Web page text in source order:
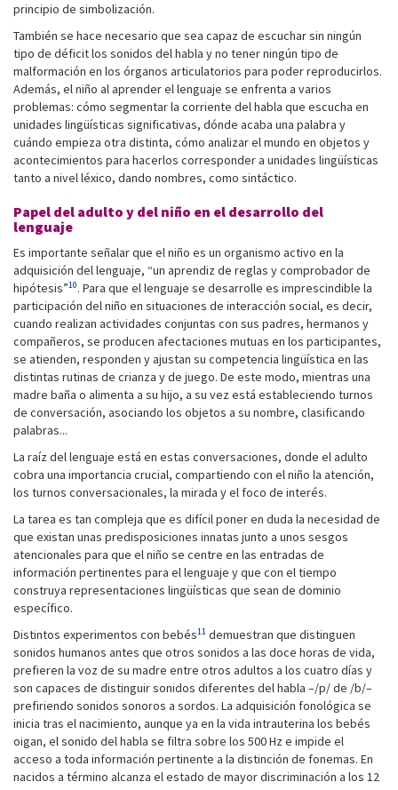
principio de simbolización.
También se hace necesario que sea capaz de escuchar sin ningún
tipo de déficit los sonidos del habla y no tener ningún tipo de
malformación en los órganos articulatorios para poder reproducirlos.
Además, el niño al aprender el lenguaje se enfrenta a varios
problemas: cómo segmentar la corriente del habla que escucha en
unidades lingüísticas significativas, dónde acaba una palabra y
cuándo empieza otra distinta, cómo analizar el mundo en objetos y
acontecimientos para hacerlos corresponder a unidades lingüísticas
tanto a nivel léxico, dando nombres, como sintáctico.
Papel del adulto y del niño en el desarrollo del
lenguaje
Es importante señalar que el niño es un organismo activo en la
adquisición del lenguaje, “un aprendiz de reglas y comprobador de
hipótesis”10. Para que el lenguaje se desarrolle es imprescindible la
participación del niño en situaciones de interacción social, es decir,
cuando realizan actividades conjuntas con sus padres, hermanos y
compañeros, se producen afectaciones mutuas en los participantes,
se atienden, responden y ajustan su competencia lingüística en las
distintas rutinas de crianza y de juego. De este modo, mientras una
madre baña o alimenta a su hijo, a su vez está estableciendo turnos
de conversación, asociando los objetos a su nombre, clasificando
palabras...
La raíz del lenguaje está en estas conversaciones, donde el adulto
cobra una importancia crucial, compartiendo con el niño la atención,
los turnos conversacionales, la mirada y el foco de interés.
La tarea es tan compleja que es difícil poner en duda la necesidad de
que existan unas predisposiciones innatas junto a unos sesgos
atencionales para que el niño se centre en las entradas de
información pertinentes para el lenguaje y que con el tiempo
construya representaciones lingüísticas que sean de dominio
específico.
Distintos experimentos con bebés11 demuestran que distinguen
sonidos humanos antes que otros sonidos a las doce horas de vida,
prefieren la voz de su madre entre otros adultos a los cuatro días y
son capaces de distinguir sonidos diferentes del habla –/p/ de /b/–
prefiriendo sonidos sonoros a sordos. La adquisición fonológica se
inicia tras el nacimiento, aunque ya en la vida intrauterina los bebés
oigan, el sonido del habla se filtra sobre los 500 Hz e impide el
acceso a toda información pertinente a la distinción de fonemas. En
nacidos a término alcanza el estado de mayor discriminación a los 12